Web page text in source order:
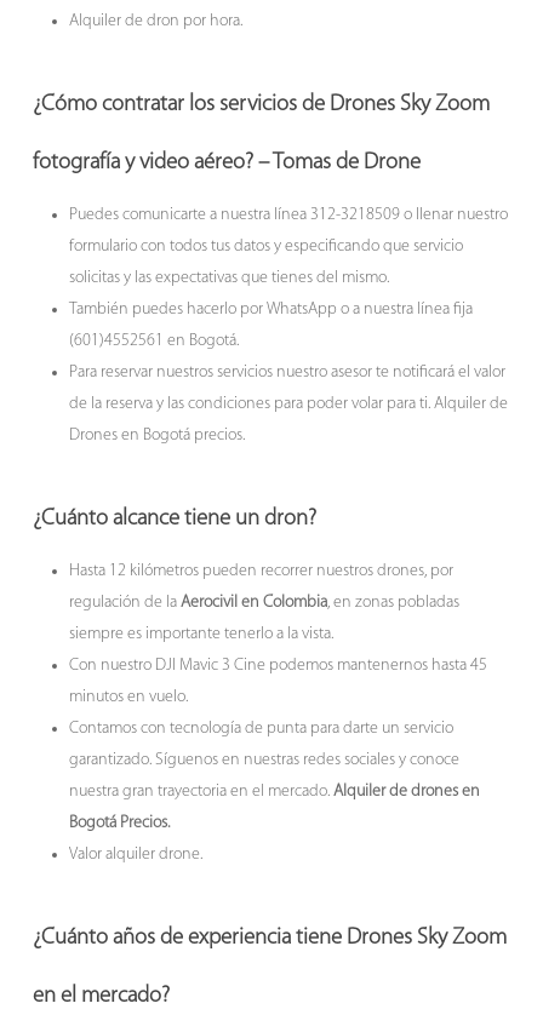
Alquiler de dron por hora.
¿Cómo contratar los servicios de Drones Sky Zoom
fotografía y video aéreo? – Tomas de Drone
Puedes comunicarte a nuestra línea 312-3218509 o llenar nuestro
formulario con todos tus datos y especificando que servicio
solicitas y las expectativas que tienes del mismo.
También puedes hacerlo por WhatsApp o a nuestra línea fija
(601)4552561 en Bogotá.
Para reservar nuestros servicios nuestro asesor te notificará el valor
de la reserva y las condiciones para poder volar para ti. Alquiler de
Drones en Bogotá precios.
¿Cuánto alcance tiene un dron?
Hasta 12 kilómetros pueden recorrer nuestros drones, por
regulación de la Aerocivil en Colombia, en zonas pobladas
siempre es importante tenerlo a la vista.
Con nuestro DJI Mavic 3 Cine podemos mantenernos hasta 45
minutos en vuelo.
Contamos con tecnología de punta para darte un servicio
garantizado. Síguenos en nuestras redes sociales y conoce
nuestra gran trayectoria en el mercado. Alquiler de drones en
Bogotá Precios.
Valor alquiler drone.
¿Cuánto años de experiencia tiene Drones Sky Zoom
en el mercado?